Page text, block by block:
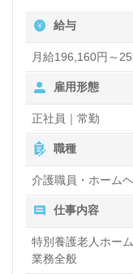
代層の職員様が
手当、食事補助
員様同士の抜群
もうれしいポイ
い、資格/経験を
いキャリアを描
アアップを実現
をしたい』『転
い』等の方も大
タントよりご案
給与
月給196,160円～
雇用形態
正社員｜常勤
職種
介護職員・ホーム
仕事内容
特別養護老人ホー
業務全般